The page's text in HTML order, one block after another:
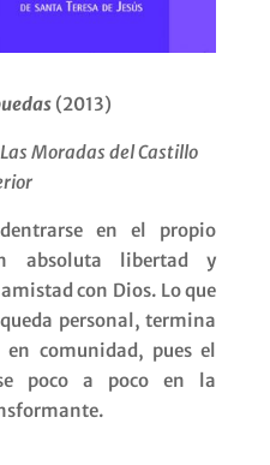
(2013)
Las Moradas del Castillo
en el propio
absoluta libertad y
con Dios. Lo que
personal, termina
comunidad, pues el
poco a poco en la